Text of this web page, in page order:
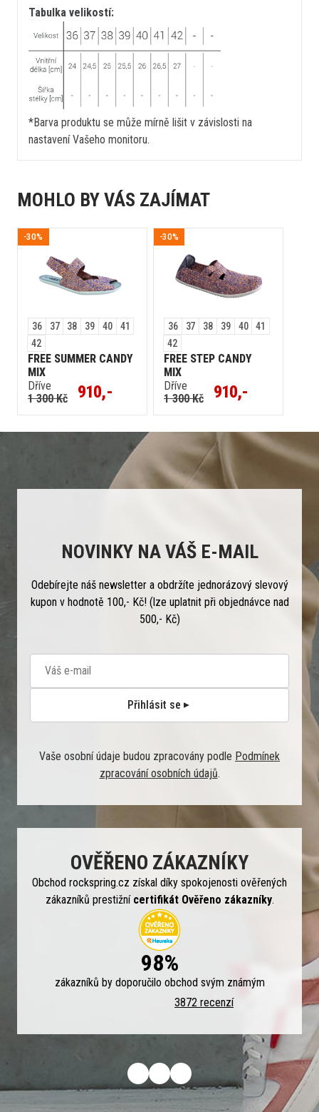
Tabulka velikostí:
*Barva produktu se může mírně lišit v závislosti na
nastavení Vašeho monitoru.
MOHLO BY VÁS ZAJÍMAT
-30%
36 37 38 39 40
41
42
FREE SUMMER CANDY
MIX
Dříve
1 300 Kč
910,-
-30%
36 37 38 39 40
41
42
FREE STEP CANDY
MIX
Dříve
1 300 Kč
910,-
NOVINKY NA VÁŠ E-MAIL
Odebírejte náš newsletter a obdržíte jednorázový slevový
kupon v hodnotě 100,- Kč! (lze uplatnit při objednávce nad
500,- Kč)
Přihlásit se
Vaše osobní údaje budou zpracovány podle Podmínek
zpracování osobních údajů.
OVĚŘENO ZÁKAZNÍKY
Obchod rockspring.cz získal díky spokojenosti ověřených
zákazníků prestižní certifikát Ověřeno zákazníky.
98%
zákazníků by doporučilo obchod svým známým
3872 recenzí